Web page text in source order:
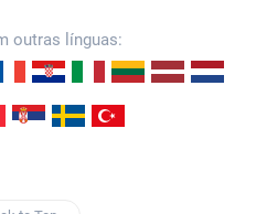
outras línguas: